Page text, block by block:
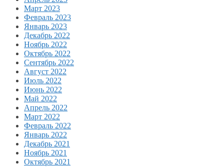
Март 2023
Февраль 2023
Январь 2023
Декабрь 2022
Ноябрь 2022
Октябрь 2022
Сентябрь 2022
Август 2022
Июль 2022
Июнь 2022
Май 2022
Апрель 2022
Март 2022
Февраль 2022
Январь 2022
Декабрь 2021
Ноябрь 2021
Октябрь 2021